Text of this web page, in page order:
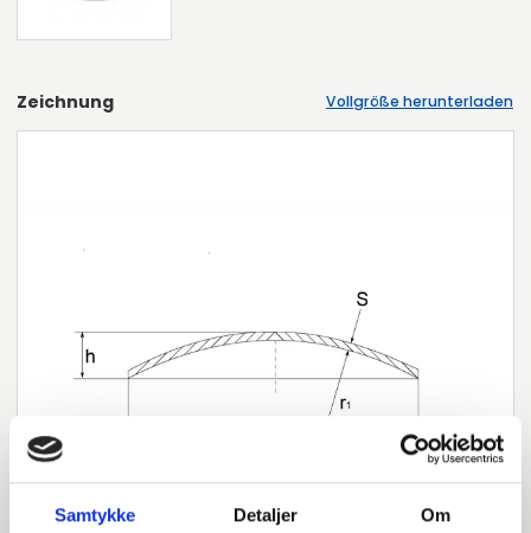
Samtykke Detaljer Om
Zeichnung Vollgröße herunterladen